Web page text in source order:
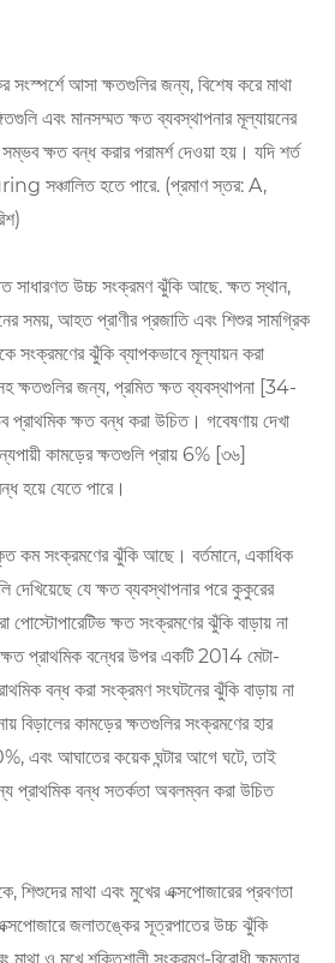
সংস্পর্শে আসা ক্ষতগুলির জন্য, বিশেষ করে মাথা
এবং মানসম্মত ক্ষত ব্যবস্থাপনার মূল্যায়নের
ক্ষত বন্ধ করার পরামর্শ দেওয়া হয়। যদি শর্ত
সঞ্চালিত হতে পারে. (প্রমাণ স্তর: A,
সাধারণত উচ্চ সংক্রমণ ঝুঁকি আছে. ক্ষত স্থান,
সময়, আহত প্রাণীর প্রজাতি এবং শিশুর সামগ্রিক
সংক্রমণের ঝুঁকি ব্যাপকভাবে মূল্যায়ন করা
ক্ষতগুলির জন্য, প্রমিত ক্ষত ব্যবস্থাপনা [34-
ক্ষত বন্ধ করা উচিত। গবেষণায় দেখা
কামড়ের ক্ষতগুলি প্রায় 6% [৩৬]
হয়ে যেতে পারে।
কম সংক্রমণের ঝুঁকি আছে। বর্তমানে, একাধিক
দেখিয়েছে যে ক্ষত ব্যবস্থাপনার পরে কুকুরের
পোস্টোপারেটিভ ক্ষত সংক্রমণের ঝুঁকি বাড়ায় না
প্রাথমিক বন্ধের উপর একটি 2014 মেটা-
বন্ধ করা সংক্রমণ সংঘটনের ঝুঁকি বাড়ায় না
কামড়ের ক্ষতগুলির সংক্রমণের হার
এবং আঘাতের কয়েক ঘন্টার আগে ঘটে, তাই
প্রাথমিক বন্ধ সতর্কতা অবলম্বন করা উচিত
শিশুদের মাথা এবং মুখের এক্সপোজারের প্রবণতা
জলাতঙ্কের সূত্রপাতের উচ্চ ঝুঁকি